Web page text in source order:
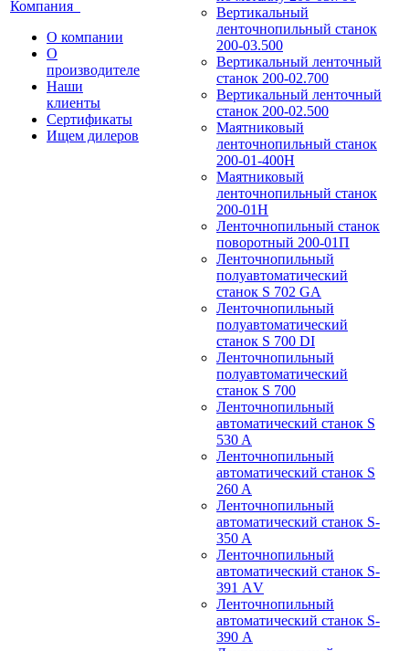
Компания
О компании
О
производителе
Наши
клиенты
Сертификаты
Ищем дилеров
Вертикальный
ленточнопильный станок
200-03.500
Вертикальный ленточный
станок 200-02.700
Вертикальный ленточный
станок 200-02.500
Маятниковый
ленточнопильный станок
200-01-400Н
Маятниковый
ленточнопильный станок
200-01Н
Ленточнопильный станок
поворотный 200-01П
Ленточнопильный
полуавтоматический
станок S 702 GA
Ленточнопильный
полуавтоматический
станок S 700 DI
Ленточнопильный
полуавтоматический
станок S 700
Ленточнопильный
автоматический станок S
530 A
Ленточнопильный
автоматический станок S
260 A
Ленточнопильный
автоматический станок S-
350 A
Ленточнопильный
автоматический станок S-
391 АV
Ленточнопильный
автоматический станок S-
390 А